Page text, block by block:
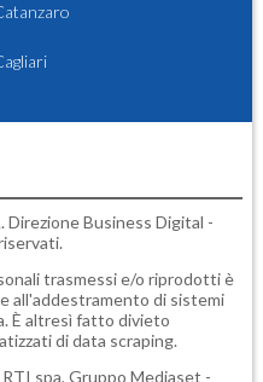
Business Digital -
trasmessi e/o riprodotti è
all'addestramento di sistemi
È altresì fatto divieto
di data scraping.
RTI spa, Gruppo Mediaset -